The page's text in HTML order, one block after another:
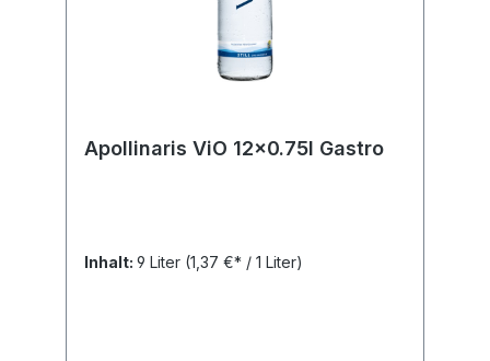
Apollinaris ViO 12x0.75l Gastro
Inhalt: 9 Liter (1,37 €* / 1 Liter)